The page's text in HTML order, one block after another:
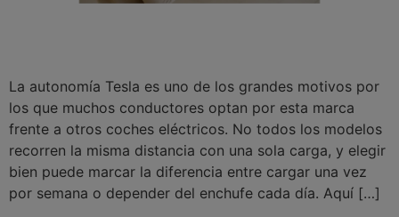
La autonomía Tesla es uno de los grandes motivos por
los que muchos conductores optan por esta marca
frente a otros coches eléctricos. No todos los modelos
recorren la misma distancia con una sola carga, y elegir
bien puede marcar la diferencia entre cargar una vez
por semana o depender del enchufe cada día. Aquí […]